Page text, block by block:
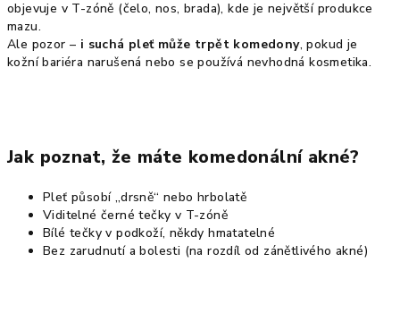
objevuje v T-zóně (čelo, nos, brada), kde je největší produkce
mazu.
Ale pozor – i suchá pleť může trpět komedony, pokud je
kožní bariéra narušená nebo se používá nevhodná kosmetika.
Jak poznat, že máte komedonální akné?
Pleť působí „drsně“ nebo hrbolatě
Viditelné černé tečky v T-zóně
Bílé tečky v podkoží, někdy hmatatelné
Bez zarudnutí a bolesti (na rozdíl od zánětlivého akné)